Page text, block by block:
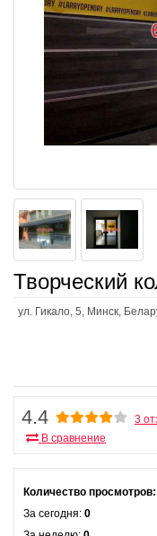
Творческий
ул. Гикало, 5, Минск,
4.4 3
В сравнение
Количество просмотров:
За сегодня: 0